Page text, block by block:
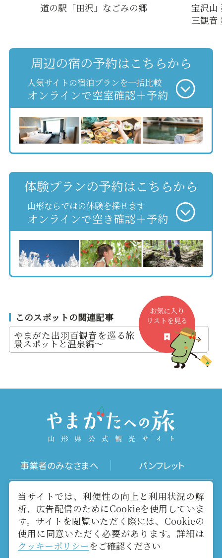
道の駅「田沢」なごみの郷
宝沢山
三観音
周辺の宿の予約はこちらから
人気サイトの宿泊プランを一括比較
オンラインで空室確認＋予約
体験プランの予約はこちらから
山形ならではの体験を探せます
オンラインで空き確認＋予約
このスポットの関連記事
やまがた出羽百観音を巡る旅 ～癒しの絶
景スポットと温泉編～
お気に入り
リストを見る
事業者のみなさまへ パンフレット
写真ダウンロード 動画ギャラリー
お役立ちリンク 当サイトについて
メールマガジン お問い合わせ
当サイトでは、利便性の向上と利用状況の解
析、広告配信のためにCookieを使用していま
す。サイトを閲覧いただく際には、Cookieの
使用に同意いただく必要があります。詳細は
クッキーポリシーをご確認ください